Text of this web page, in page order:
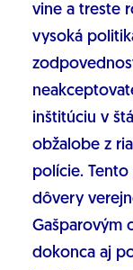
vine a treste
vysoká
inštitúciu v
obžalobe z
polície.
dôvery
Gašparovým
dokonca aj